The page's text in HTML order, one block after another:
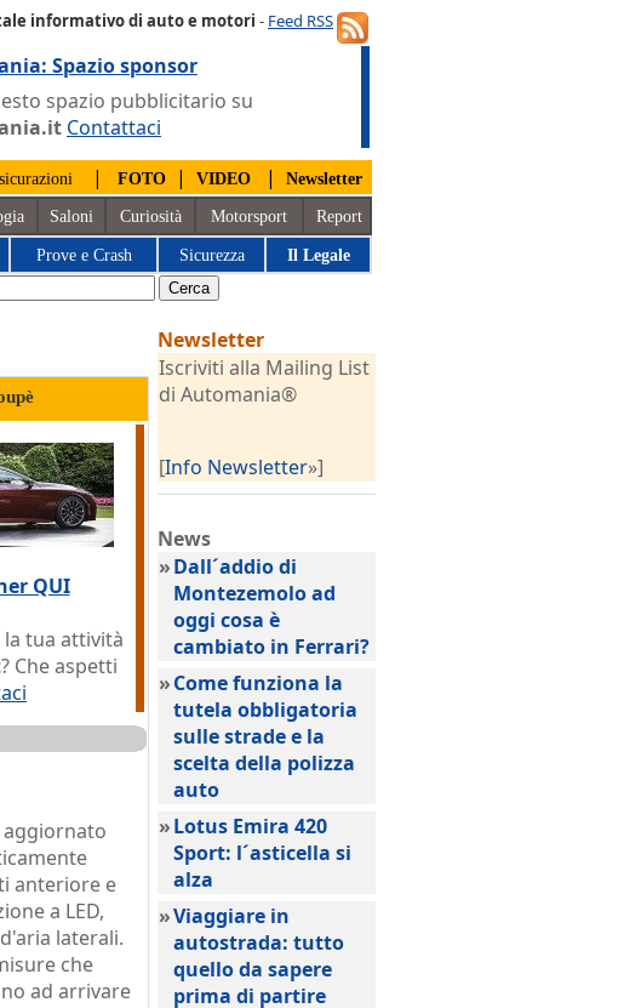
informativo di auto e motori - Feed RSS
Spazio sponsor
spazio pubblicitario su
Contattaci
| FOTO | VIDEO | Newsletter
Saloni Curiosità Motorsport Report
Prove e Crash Sicurezza Il Legale
QUI
tua attività
? Che aspetti
aggiornato
anteriore e
a LED,
laterali.
che
ad arrivare
Newsletter
Iscriviti alla Mailing List
di Automania®
[Info Newsletter»]
News
»Dall´addio di
Montezemolo ad
oggi cosa è
cambiato in Ferrari?
»Come funziona la
tutela obbligatoria
sulle strade e la
scelta della polizza
auto
»Lotus Emira 420
Sport: l´asticella si
alza
»Viaggiare in
autostrada: tutto
quello da sapere
prima di partire